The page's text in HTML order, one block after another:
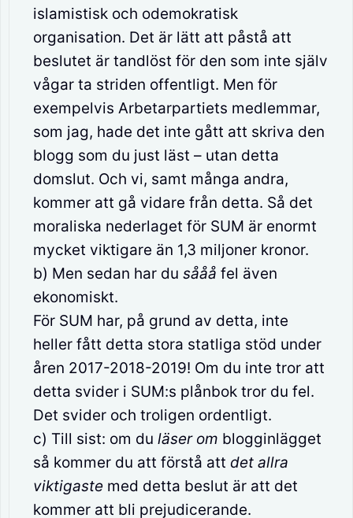
islamistisk och odemokratisk
organisation. Det är lätt att påstå att
beslutet är tandlöst för den som inte själv
vågar ta striden offentligt. Men för
exempelvis Arbetarpartiets medlemmar,
som jag, hade det inte gått att skriva den
blogg som du just läst – utan detta
domslut. Och vi, samt många andra,
kommer att gå vidare från detta. Så det
moraliska nederlaget för SUM är enormt
mycket viktigare än 1,3 miljoner kronor.
b) Men sedan har du sååå fel även
ekonomiskt.
För SUM har, på grund av detta, inte
heller fått detta stora statliga stöd under
åren 2017-2018-2019! Om du inte tror att
detta svider i SUM:s plånbok tror du fel.
Det svider och troligen ordentligt.
c) Till sist: om du läser om blogginlägget
så kommer du att förstå att det allra
viktigaste med detta beslut är att det
kommer att bli prejudicerande.